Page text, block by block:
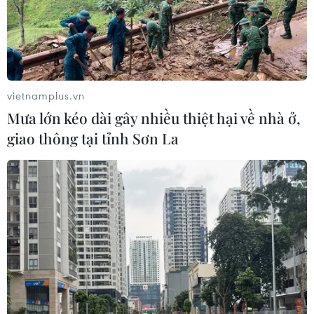
06/08/2026 09:44
Thi công trở lại dự án sửa chữa Quốc
lộ 30 sau phản ánh của TTXVN
Hà Nội tăng tốc thi công
đường Vành đai 1 đoạn Hoàng Cầu-
Voi Phục
06/08/2026 09:07
Khởi tố Chủ tịch Hội đồng quản trị,
Giám đốc Công ty cổ phần Mekolor
06/08/2026 09:06
vietnamplus.vn
Mưa lớn kéo dài gây nhiều thiệt hại về nhà ở,
giao thông tại tỉnh Sơn La